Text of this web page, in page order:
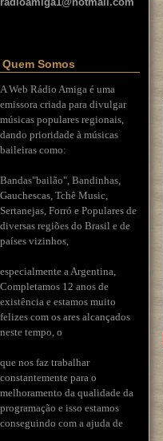
Quem Somos
A Web Rádio Amiga é uma
emissora criada para divulgar
músicas populares regionais,
dando prioridade à músicas
baileiras como:
Bandas"bailão", Bandinhas,
Gauchescas, Tchê Music,
Sertanejas, Forró e Populares de
diversas regiões do Brasil e de
países vizinhos,
especialmente a Argentina,
Completamos 12 anos de
existência e estamos muito
felizes com os ares alcançados
neste tempo, o
que nos faz trabalhar
constantemente para o
melhoramento da qualidade da
programação e isso estamos
conseguindo com a ajuda de